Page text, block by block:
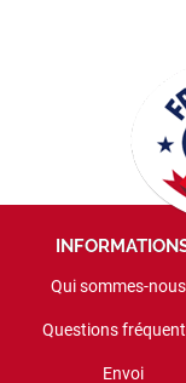
Qui sommes-
Questions
Envoi